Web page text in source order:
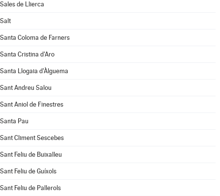
Sales de Llierca
Salt
Santa Coloma de Farners
Santa Cristina d'Aro
Santa Llogaia d'Àlguema
Sant Andreu Salou
Sant Aniol de Finestres
Santa Pau
Sant Climent Sescebes
Sant Feliu de Buixalleu
Sant Feliu de Guíxols
Sant Feliu de Pallerols